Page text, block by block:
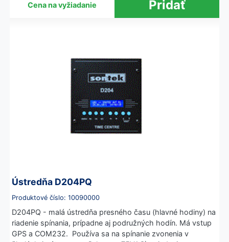
Cena na vyžiadanie
Ústredňa D204PQ
Produktové číslo: 10090000
D204PQ - malá ústredňa presného času (hlavné hodiny) na
riadenie spínania, prípadne aj podružných hodín. Má vstup
GPS a COM232. Používa sa na spínanie zvonenia v